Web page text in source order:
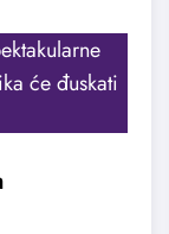
će đuskati